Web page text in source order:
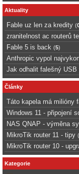
Aktuality
Fable uz len za kredity (
zranitelnost ac routerů
Fable 5 is back (5)
Anthropic vypol
Jak odhalit falešný
Články
Táto kapela má milióny
Windows 11 - připojení
NAS QNAP - výměna
MikroTik router 11 - tipy (
MikroTik router 10 -
Kategorie